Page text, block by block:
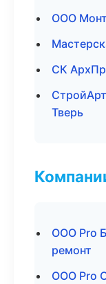
ООО
СК
Тверь
ООО Pro
ремонт
ООО Pro